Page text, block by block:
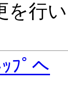
を行い
ﾌﾟへ